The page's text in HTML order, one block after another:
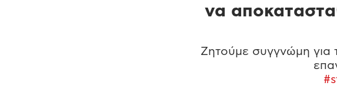
να
Ζητούμε συγγνώμη για